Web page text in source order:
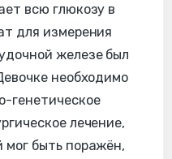
всю глюкозу в
для измерения
железе был
необходимо
генетическое
лечение,
мог быть поражён,